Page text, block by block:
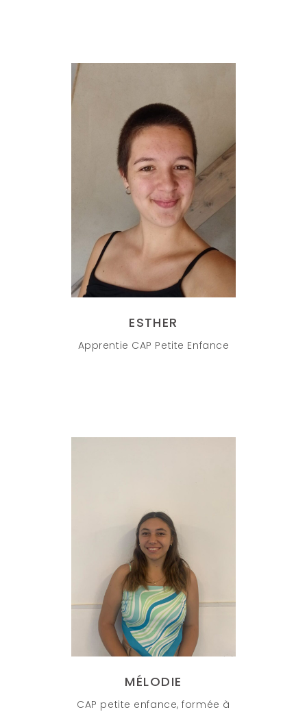
ESTHER
Apprentie CAP Petite Enfance
MÉLODIE
CAP petite enfance, formée à